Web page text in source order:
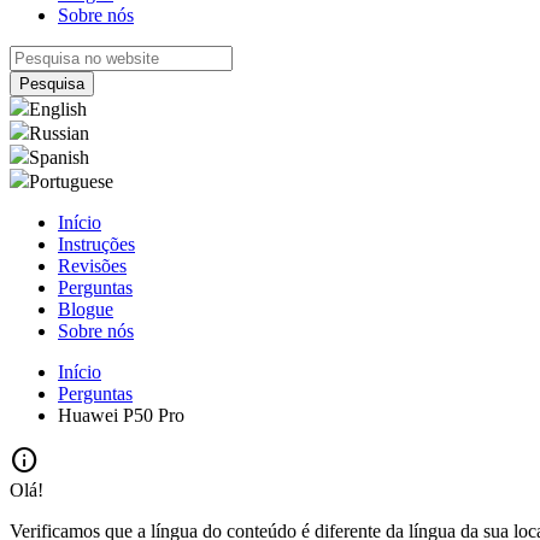
Sobre nós
English
Russian
Spanish
Portuguese
Início
Instruções
Revisões
Perguntas
Blogue
Sobre nós
Início
Perguntas
Huawei P50 Pro
info
Olá!
Verificamos que a língua do conteúdo é diferente da língua da sua